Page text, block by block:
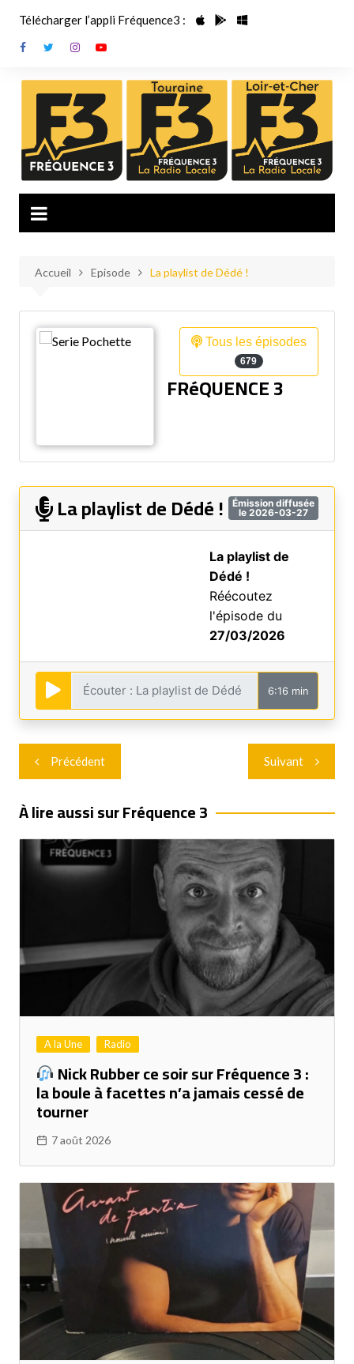
contenu
Télécharger l’appli Fréquence3 :
Accueil Episode La playlist de Dédé !
Tous les épisodes
679
FRéQUENCE 3
Émission diffusée
le 2026-03-27
La playlist de Dédé !
La playlist de
Dédé !
Réécoutez
l'épisode du
27/03/2026
6:16 min
Navigation
de
l’article
Précédent Suivant
À lire aussi sur Fréquence 3
A la Une Radio
Nick Rubber ce soir sur Fréquence 3 :
la boule à facettes n’a jamais cessé de
tourner
7 août 2026